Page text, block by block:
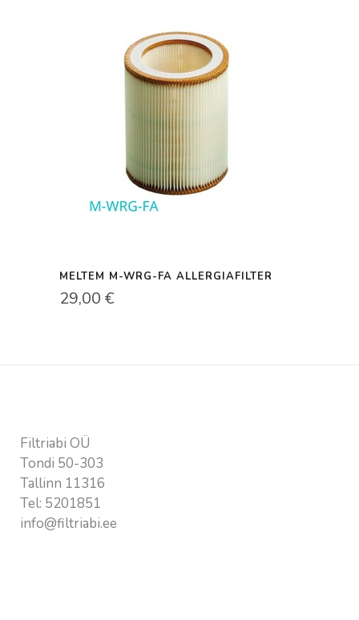
MELTEM M-WRG-FA ALLERGIAFILTER
29,00 €
Filtriabi OÜ
Tondi 50-303
Tallinn 11316
Tel: 5201851
info@filtriabi.ee